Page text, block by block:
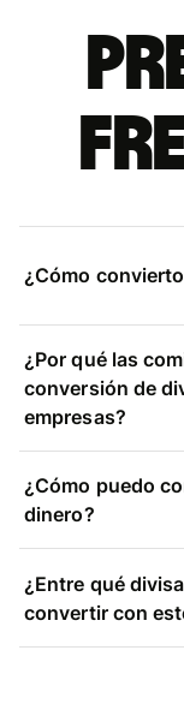
¿Cómo
¿Por qué las
conversión de
empresas?
¿Cómo puedo
dinero?
¿Entre qué
convertir con